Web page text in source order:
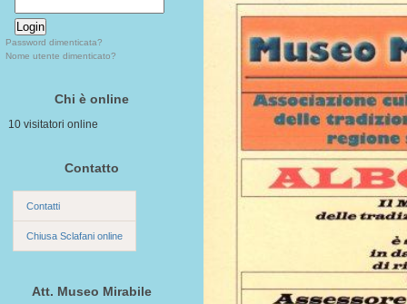
Password dimenticata?
Nome utente dimenticato?
Chi è online
10 visitatori online
Contatto
Contatti
Chiusa Sclafani online
Att. Museo Mirabile